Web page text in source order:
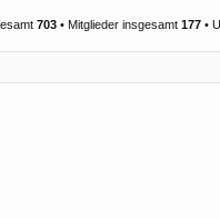
703 • Mitglieder insgesamt 177 •